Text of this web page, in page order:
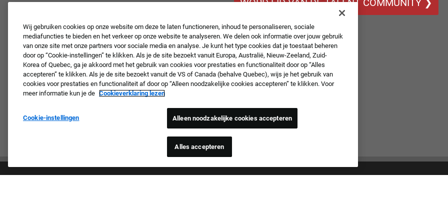
Wij gebruiken cookies op onze website om deze te laten functioneren, inhoud te personaliseren, sociale
mediafuncties te bieden en het verkeer op onze website te analyseren. We delen ook informatie over jouw gebruik
van onze site met onze partners voor sociale media en analyse. Je kunt het type cookies dat je toestaat beheren
door op “Cookie-instellingen” te klikken. Als je de site bezoekt vanuit Europa, Australië, Nieuw-Zeeland, Zuid-
Korea of Quebec, ga je akkoord met het gebruik van cookies voor prestaties en functionaliteit door op “Alles
accepteren” te klikken. Als je de site bezoekt vanuit de VS of Canada (behalve Quebec), wijs je het gebruik van
cookies voor prestaties en functionaliteit af door op “Alleen noodzakelijke cookies accepteren” te klikken. Voor
meer informatie kun je de Cookieverklaring lezen
Cookie-instellingen Alleen noodzakelijke cookies accepteren
Alles accepteren